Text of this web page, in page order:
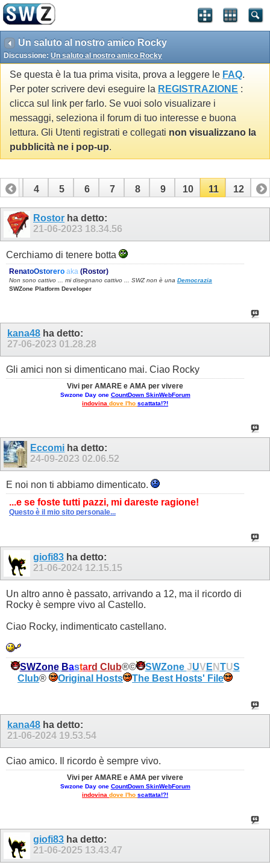
Un saluto al nostro amico Rocky
Discussione: Un saluto al nostro amico Rocky
Se questa è la tua prima visita, prova a leggere le FAQ.
Per poter scrivere devi eseguire la REGISTRAZIONE :
clicca sul link per farlo. Se vuoi solo visualizare i
messaggi, seleziona il forum di tuo interesse e buona
lettura. Gli Utenti registrati e collegati non visualizzano la
pubblicità ne i pop-up.
3 4 5 6 7 8 9 10 11 12
Rostor ha detto:
21-06-2023 18.34.56
Cerchiamo di tenere botta
RenatoOstorero aka (Rostor)
Non sono cattivo ... mi disegnano cattivo ... SWZ non è una Democrazia
SWZone Platform Developer
kana48 ha detto:
27-06-2023 01.28.28
Gli amici non si dimenticano mai. Ciao Rocky
Vivi per AMARE e AMA per vivere
Swzone Day one CountDown SkinWebForum
indovinadove l'hoscattata!?!
Eccomi ha detto:
24-09-2023 02.06.52
E noi non ti abbiamo dimenticato.
...e se foste tutti pazzi, mi dareste ragione!
Questo è il mio sito personale...
giofi83 ha detto:
21-06-2024 12.15.15
Un altro anno è passato, arrivando a 12, ma il ricordo di
Rocky è sempre vivo al Castello.
Ciao Rocky, indimenticato castellano.
SWZone Bastard Club®© SWZone JUVE NTUS
Club® Original Hosts The Best Hosts' File
kana48 ha detto:
21-06-2024 19.53.54
Ciao amico. Il ricordo è sempre vivo.
Vivi per AMARE e AMA per vivere
Swzone Day one CountDown SkinWebForum
indovinadove l'hoscattata!?!
giofi83 ha detto:
21-06-2025 13.43.47